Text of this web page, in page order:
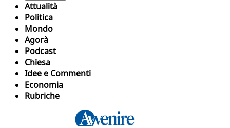
Attualità
Politica
Mondo
Agorà
Podcast
Chiesa
Idee e Commenti
Economia
Rubriche